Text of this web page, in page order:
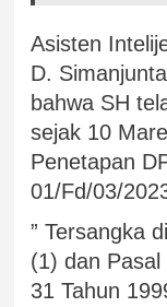
Asisten
D.
bahwa SH
sejak 10
Penetapan
01/Fd/03/
” Tersangka
(1) dan
31 Tahun